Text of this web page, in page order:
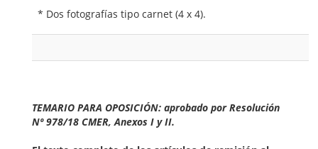
* Dos fotografías tipo carnet (4 x 4).
TEMARIO PARA OPOSICIÓN: aprobado por Resolución
Nº 978/18 CMER, Anexos I y II.